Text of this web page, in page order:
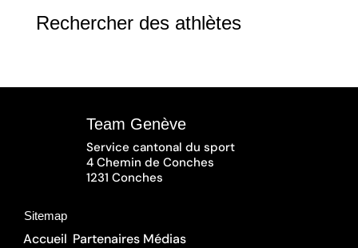
Rechercher des athlètes
Team Genève
Service cantonal du sport
4 Chemin de Conches
1231 Conches
Sitemap
Accueil Partenaires Médias